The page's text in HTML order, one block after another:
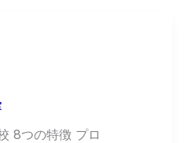
8つの特徴 プロ